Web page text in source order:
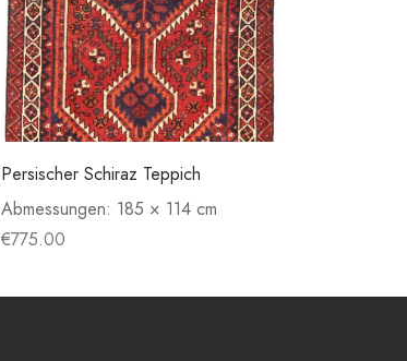
Persischer Schiraz Teppich
Abmessungen: 185 × 114 cm
€775.00